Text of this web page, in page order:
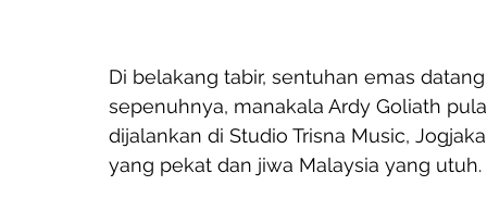
Di belakang tabir, sentuhan emas
sepenuhnya, manakala Ardy Goliath
dijalankan di Studio Trisna Music,
yang pekat dan jiwa Malaysia yang utuh.